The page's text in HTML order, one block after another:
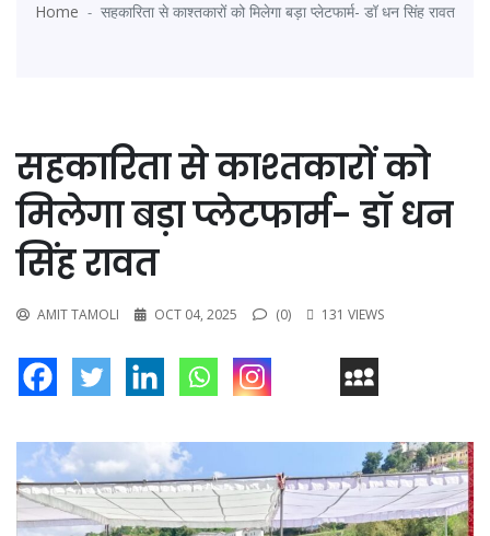
Home सहकारिता से काश्तकारों को मिलेगा बड़ा प्लेटफार्म- डॉ धन सिंह रावत
सहकारिता से काश्तकारों को
मिलेगा बड़ा प्लेटफार्म- डॉ धन
सिंह रावत
AMIT TAMOLI OCT 04, 2025 (0) 131 VIEWS